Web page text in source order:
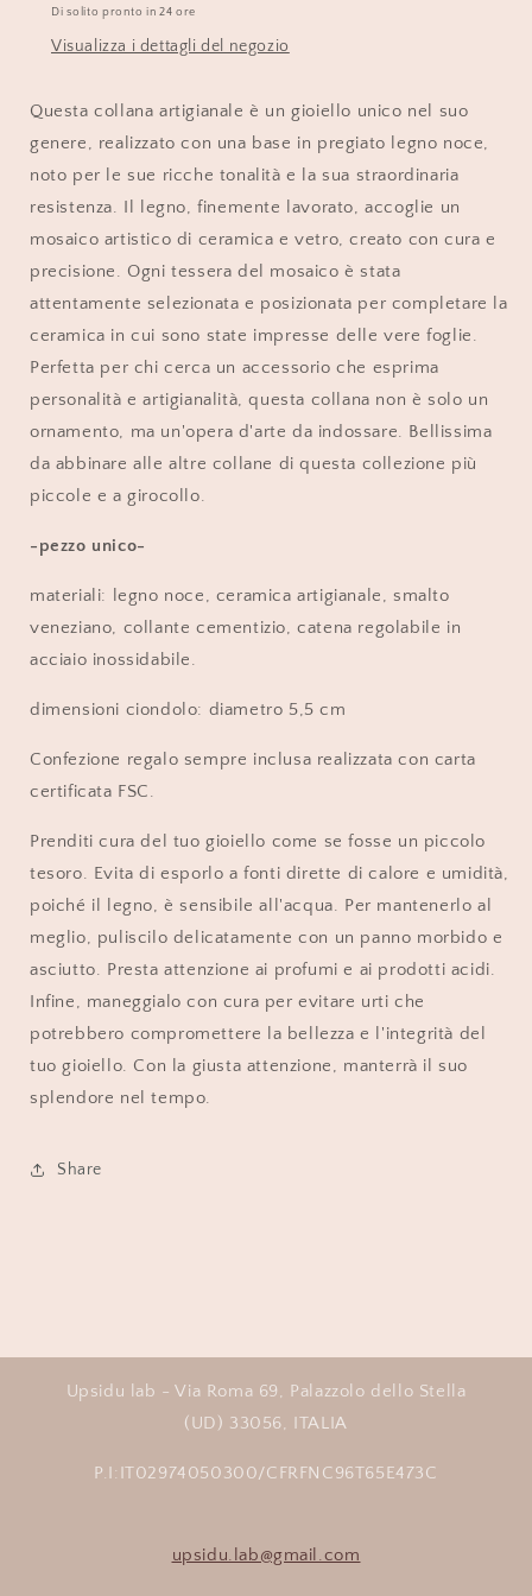
Di solito pronto in 24 ore
Visualizza i dettagli del negozio
Questa collana artigianale è un gioiello unico nel suo
genere, realizzato con una base in pregiato legno noce,
noto per le sue ricche tonalità e la sua straordinaria
resistenza. Il legno, finemente lavorato, accoglie un
mosaico artistico di ceramica e vetro, creato con cura e
precisione. Ogni tessera del mosaico è stata
attentamente selezionata e posizionata per completare la
ceramica in cui sono state impresse delle vere foglie.
Perfetta per chi cerca un accessorio che esprima
personalità e artigianalità, questa collana non è solo un
ornamento, ma un'opera d'arte da indossare. Bellissima
da abbinare alle altre collane di questa collezione più
piccole e a girocollo.
-pezzo unico-
materiali: legno noce, ceramica artigianale, smalto
veneziano, collante cementizio, catena regolabile in
acciaio inossidabile.
dimensioni ciondolo: diametro 5,5 cm
Confezione regalo sempre inclusa realizzata con carta
certificata FSC.
Prenditi cura del tuo gioiello come se fosse un piccolo
tesoro. Evita di esporlo a fonti dirette di calore e umidità,
poiché il legno, è sensibile all'acqua. Per mantenerlo al
meglio, puliscilo delicatamente con un panno morbido e
asciutto. Presta attenzione ai profumi e ai prodotti acidi.
Infine, maneggialo con cura per evitare urti che
potrebbero compromettere la bellezza e l'integrità del
tuo gioiello. Con la giusta attenzione, manterrà il suo
splendore nel tempo.
Share
Upsidu lab - Via Roma 69, Palazzolo dello Stella
(UD) 33056, ITALIA
P.I:IT02974050300/CFRFNC96T65E473C
upsidu.lab@gmail.com